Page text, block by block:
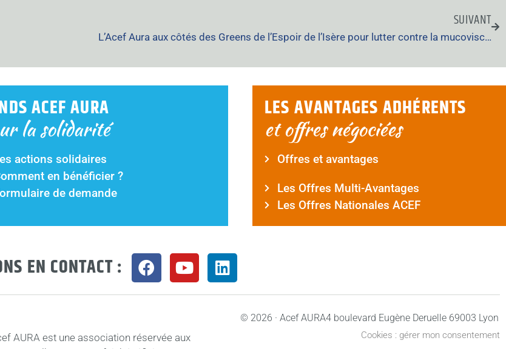
SUIVANT
L’Acef Aura aux côtés des Greens de l’Espoir de l’Isère pour lutter contre la mucoviscidose !
ACEF AURA
la solidarité
actions solidaires
en bénéficier ?
de demande
LES AVANTAGES ADHÉRENTS
et offres négociées
Offres et avantages
Les Offres Multi-Avantages
Les Offres Nationales ACEF
EN CONTACT :
AURA est une association réservée aux
© 2026 · Acef AURA4 boulevard Eugène Deruelle 69003 Lyon
Cookies : gérer mon consentement